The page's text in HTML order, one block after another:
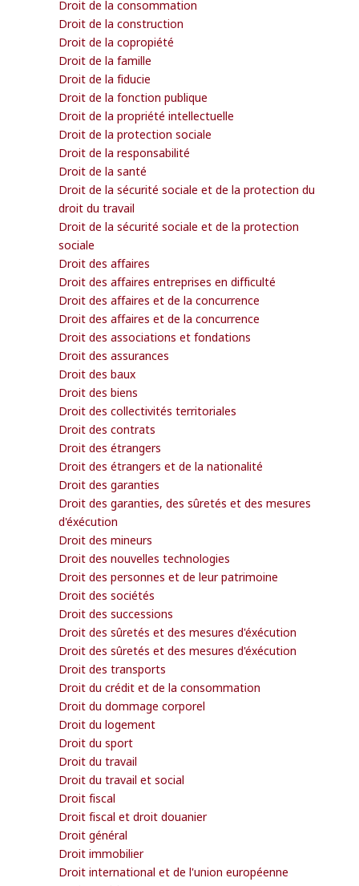
Droit de la consommation
Droit de la construction
Droit de la copropiété
Droit de la famille
Droit de la fiducie
Droit de la fonction publique
Droit de la propriété intellectuelle
Droit de la protection sociale
Droit de la responsabilité
Droit de la santé
Droit de la sécurité sociale et de la protection du
droit du travail
Droit de la sécurité sociale et de la protection
sociale
Droit des affaires
Droit des affaires entreprises en difficulté
Droit des affaires et de la concurrence
Droit des affaires et de la concurrence
Droit des associations et fondations
Droit des assurances
Droit des baux
Droit des biens
Droit des collectivités territoriales
Droit des contrats
Droit des étrangers
Droit des étrangers et de la nationalité
Droit des garanties
Droit des garanties, des sûretés et des mesures
d'éxécution
Droit des mineurs
Droit des nouvelles technologies
Droit des personnes et de leur patrimoine
Droit des sociétés
Droit des successions
Droit des sûretés et des mesures d'éxécution
Droit des sûretés et des mesures d'éxécution
Droit des transports
Droit du crédit et de la consommation
Droit du dommage corporel
Droit du logement
Droit du sport
Droit du travail
Droit du travail et social
Droit fiscal
Droit fiscal et droit douanier
Droit général
Droit immobilier
Droit international et de l'union européenne